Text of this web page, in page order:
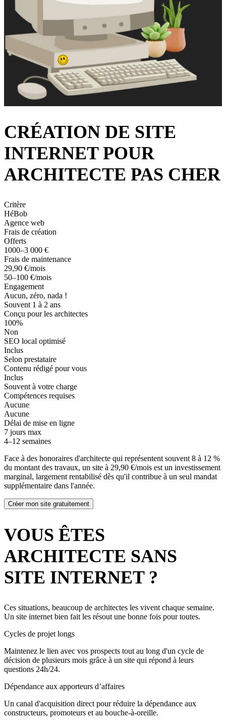
CRÉATION DE SITE
INTERNET POUR
ARCHITECTE PAS CHER
Critère
HéBob
Agence web
Frais de création
Offerts
1000–3 000 €
Frais de maintenance
29,90 €/mois
50–100 €/mois
Engagement
Aucun, zéro, nada !
Souvent 1 à 2 ans
Conçu pour les architectes
100%
Non
SEO local optimisé
Inclus
Selon prestataire
Contenu rédigé pour vous
Inclus
Souvent à votre charge
Compétences requises
Aucune
Aucune
Délai de mise en ligne
7 jours max
4–12 semaines
Face à des honoraires d'architecte qui représentent souvent 8 à 12 %
du montant des travaux, un site à 29,90 €/mois est un investissement
marginal, largement rentabilisé dès qu'il contribue à un seul mandat
supplémentaire dans l'année.
Créer mon site gratuitement
VOUS ÊTES
ARCHITECTE SANS
SITE INTERNET ?
Ces situations, beaucoup de architectes les vivent chaque semaine.
Un site internet bien fait les résout une bonne fois pour toutes.
Cycles de projet longs
Maintenez le lien avec vos prospects tout au long d'un cycle de
décision de plusieurs mois grâce à un site qui répond à leurs
questions 24h/24.
Dépendance aux apporteurs d’affaires
Un canal d'acquisition direct pour réduire la dépendance aux
constructeurs, promoteurs et au bouche-à-oreille.